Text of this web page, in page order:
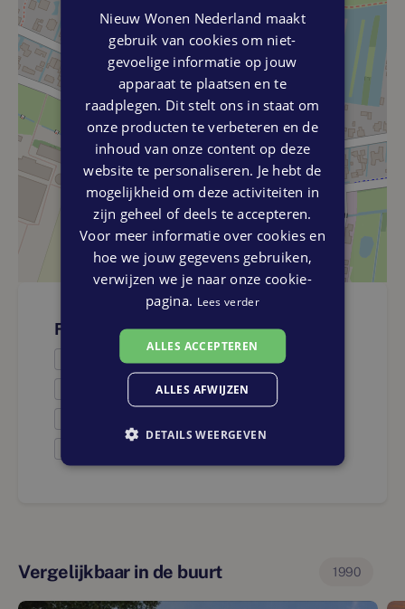
Faciliteiten
Onderwijs
Openbaar vervoer
Vergelijkbaar in de buurt 1990
Nieuw Wonen Nederland maakt
gebruik van cookies om niet-
gevoelige informatie op jouw
apparaat te plaatsen en te
raadplegen. Dit stelt ons in staat om
onze producten te verbeteren en de
inhoud van onze content op deze
website te personaliseren. Je hebt de
mogelijkheid om deze activiteiten in
zijn geheel of deels te accepteren.
Voor meer informatie over cookies en
hoe we jouw gegevens gebruiken,
verwijzen we je naar onze cookie-
pagina. Lees verder
ALLES ACCEPTEREN
ALLES AFWIJZEN
DETAILS WEERGEVEN